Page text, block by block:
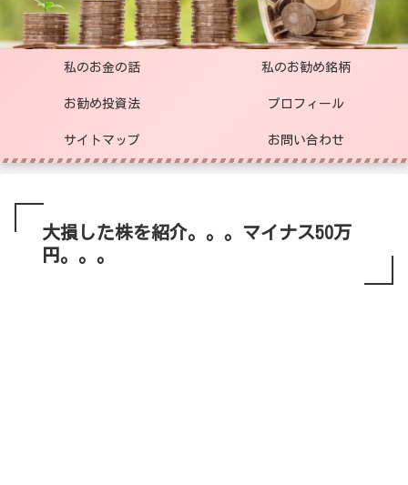
私のお金の話 私のお勧め銘柄
お勧め投資法 プロフィール
サイトマップ お問い合わせ
大損した株を紹介。。。マイナス50万
円。。。